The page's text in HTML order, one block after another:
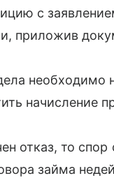
с
приложив
необходимо
начисление
отказ, то
займа